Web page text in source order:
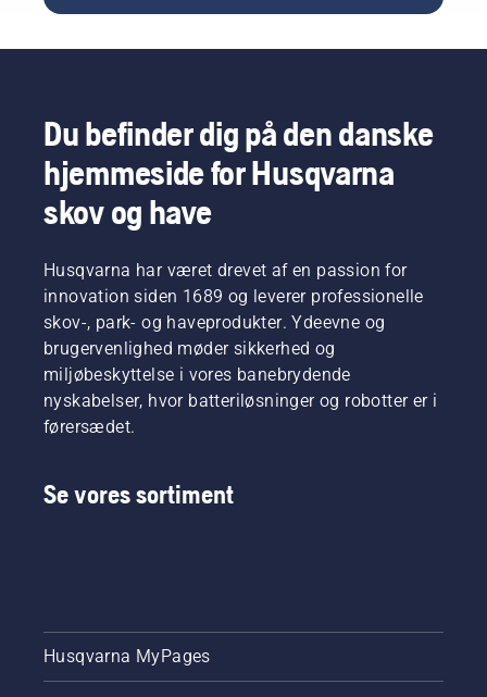
engagement
reducere
samtidig
virksomhedens
vækst.
Blandt
virksomheder
er
Husqvarna
Group
nr. 1 i
kategorien
"Personal
and
Household
tiden
Gerry
sikkerhedschef
hos
Lucas
Experts,
besluttede
sig
tidligt i
forløbet
for at
investere
Husqvarna-
med den
unikke
en god
investering.
Kædesavsejer
Du befinder dig på den danske
hjemmeside for Husqvarna
skov og have
Husqvarna har været drevet af en passion for
innovation siden 1689 og leverer professionelle
skov-, park- og haveprodukter. Ydeevne og
brugervenlighed møder sikkerhed og
miljøbeskyttelse i vores banebrydende
nyskabelser, hvor batteriløsninger og robotter er i
førersædet.
Se vores sortiment
Husqvarna MyPages